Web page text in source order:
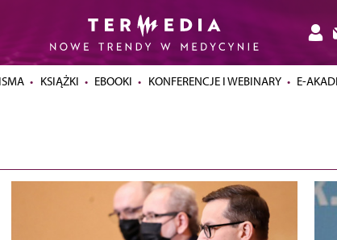
KSIĄŻKI EBOOKI KONFERENCJE I WEBINARY E-